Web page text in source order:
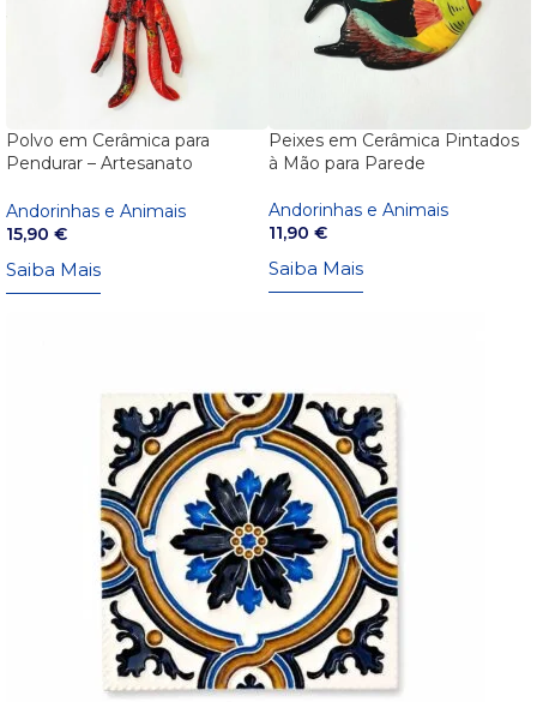
Polvo em Cerâmica para
Pendurar – Artesanato
Andorinhas e Animais
15,90 €
Saiba Mais
Peixes em Cerâmica Pintados
à Mão para Parede
Andorinhas e Animais
11,90 €
Saiba Mais